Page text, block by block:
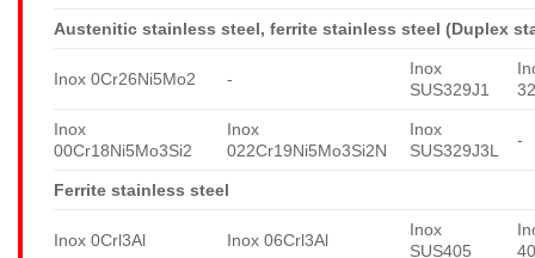
Austenitic stainless steel, ferrite stainless steel (Duplex
Inox 0Cr26Ni5Mo2 -
Inox
SUS329J1
Inox
00Cr18Ni5Mo3Si2
Inox
022Cr19Ni5Mo3Si2N
Inox
SUS329J3L
-
Ferrite stainless steel
Inox 0Crl3Al Inox 06Crl3Al
Inox
SUS405